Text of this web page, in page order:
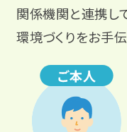
関係機関と連携し
環境づくりをお手伝